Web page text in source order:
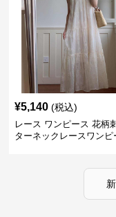
¥5,140 (税込)
レース ワンピース 花柄
ターネックレースワンピ